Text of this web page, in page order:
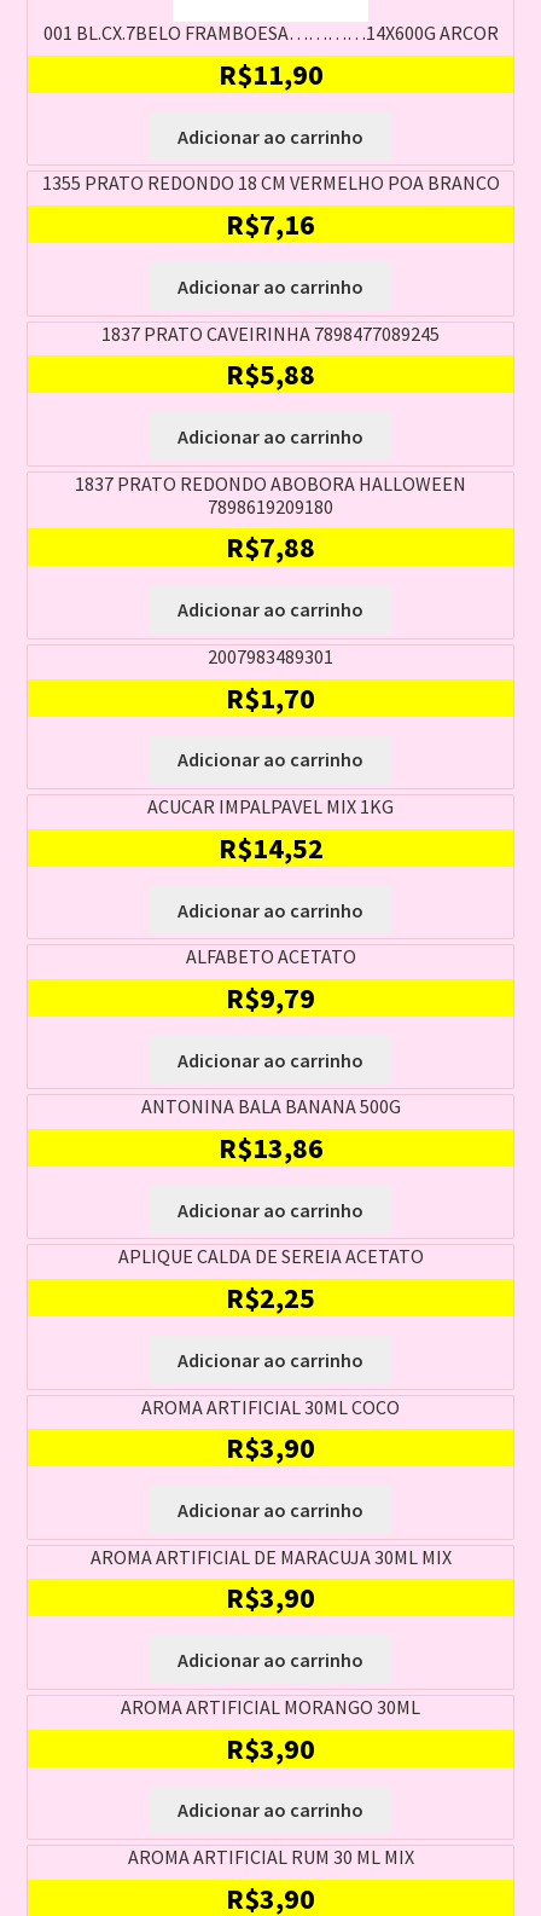
001 BL.CX.7BELO FRAMBOESA…………14X600G ARCOR
R$11,90
Adicionar ao carrinho
1355 PRATO REDONDO 18 CM VERMELHO POA BRANCO
R$7,16
Adicionar ao carrinho
1837 PRATO CAVEIRINHA 7898477089245
R$5,88
Adicionar ao carrinho
1837 PRATO REDONDO ABOBORA HALLOWEEN
7898619209180
R$7,88
Adicionar ao carrinho
2007983489301
R$1,70
Adicionar ao carrinho
ACUCAR IMPALPAVEL MIX 1KG
R$14,52
Adicionar ao carrinho
ALFABETO ACETATO
R$9,79
Adicionar ao carrinho
ANTONINA BALA BANANA 500G
R$13,86
Adicionar ao carrinho
APLIQUE CALDA DE SEREIA ACETATO
R$2,25
Adicionar ao carrinho
AROMA ARTIFICIAL 30ML COCO
R$3,90
Adicionar ao carrinho
AROMA ARTIFICIAL DE MARACUJA 30ML MIX
R$3,90
Adicionar ao carrinho
AROMA ARTIFICIAL MORANGO 30ML
R$3,90
Adicionar ao carrinho
AROMA ARTIFICIAL RUM 30 ML MIX
R$3,90